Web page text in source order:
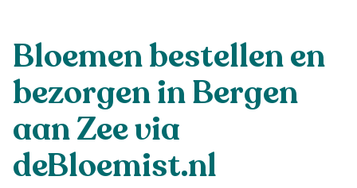
Bloemen bestellen en
bezorgen in Bergen
aan Zee via
deBloemist.nl